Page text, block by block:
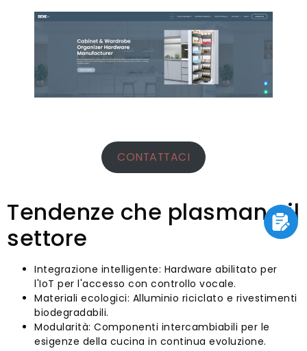
CONTATTACI
Tendenze che plasmano il
settore
Integrazione intelligente: Hardware abilitato per
l'IoT per l'accesso con controllo vocale.
Materiali ecologici: Alluminio riciclato e rivestimenti
biodegradabili.
Modularità: Componenti intercambiabili per le
esigenze della cucina in continua evoluzione.